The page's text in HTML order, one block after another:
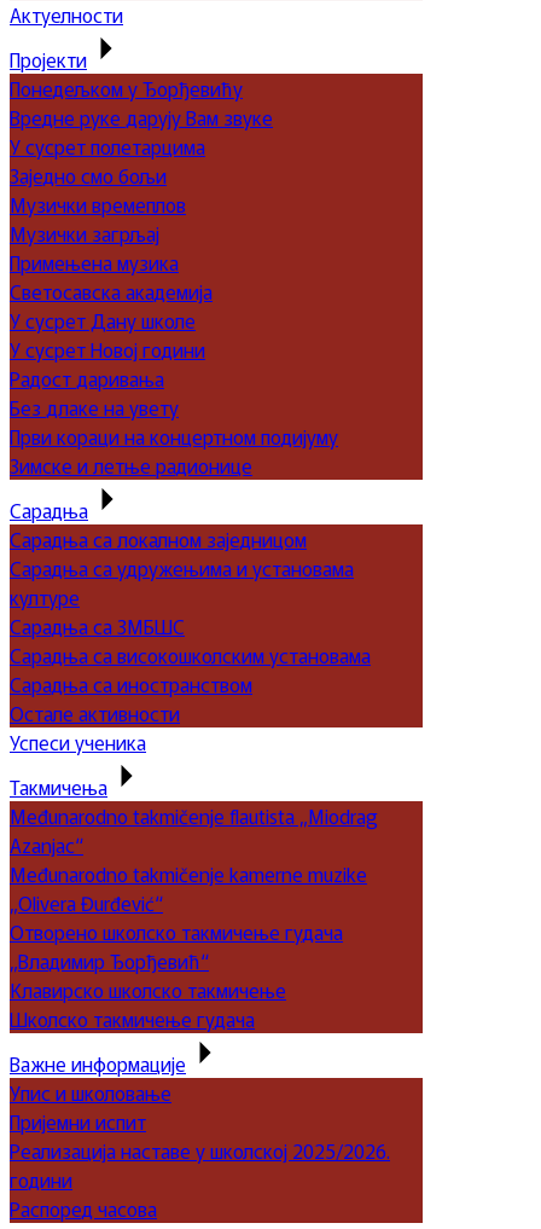
Актуелности
Пројекти
Понедељком у Ђорђевићу
Вредне руке дарују Вам звуке
У сусрет полетарцима
Заједно смо бољи
Музички времеплов
Музички загрљај
Примењена музика
Светосавска академија
У сусрет Дану школе
У сусрет Новој години
Радост даривања
Без длаке на увету
Први кораци на концертном подијуму
Зимске и летње радионице
Сарадња
Сарадња са локалном заједницом
Сарадња са удружењима и установама
културе
Сарадња са ЗМБШС
Сарадња са високошколским установама
Сарадња са иностранством
Остале активности
Успеси ученика
Такмичења
Međunarodno takmičenje flautista „Miodrag
Azanjac“
Međunarodno takmičenje kamerne muzike
„Olivera Đurđević“
Отворено школско такмичење гудача
„Владимир Ђорђевић“
Клавирско школско такмичење
Школско такмичење гудача
Важне информације
Упис и школовање
Пријемни испит
Реализација наставе у школској 2025/2026.
години
Распоред часова